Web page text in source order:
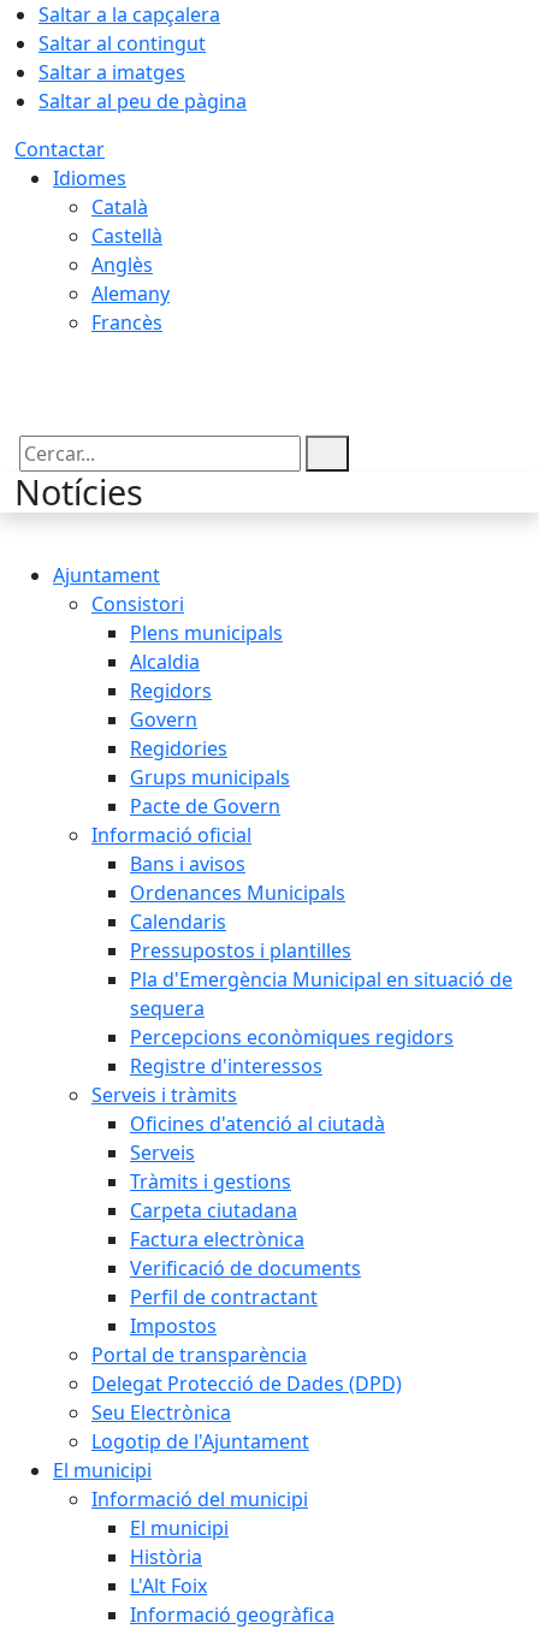
Saltar a la capçalera
Saltar al contingut
Saltar a imatges
Saltar al peu de pàgina
Contactar
Idiomes
Català
Castellà
Anglès
Alemany
Francès
Cercar:
Notícies
Ajuntament
Consistori
Plens municipals
Alcaldia
Regidors
Govern
Regidories
Grups municipals
Pacte de Govern
Informació oficial
Bans i avisos
Ordenances Municipals
Calendaris
Pressupostos i plantilles
Pla d'Emergència Municipal en situació de
sequera
Percepcions econòmiques regidors
Registre d'interessos
Serveis i tràmits
Oficines d'atenció al ciutadà
Serveis
Tràmits i gestions
Carpeta ciutadana
Factura electrònica
Verificació de documents
Perfil de contractant
Impostos
Portal de transparència
Delegat Protecció de Dades (DPD)
Seu Electrònica
Logotip de l'Ajuntament
El municipi
Informació del municipi
El municipi
Història
L'Alt Foix
Informació geogràfica